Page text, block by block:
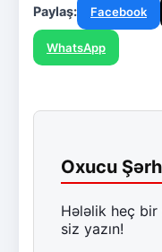
Paylaş: Facebook
WhatsApp
Oxucu
Hələlik heç bir
siz yazın!